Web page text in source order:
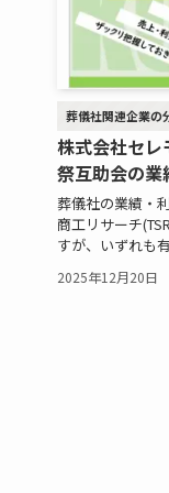
葬儀社関連企業の
株式会社セ
祭互助会の
葬儀社の業績・
商工リサーチ
すが、いずれも
2025年12月20日